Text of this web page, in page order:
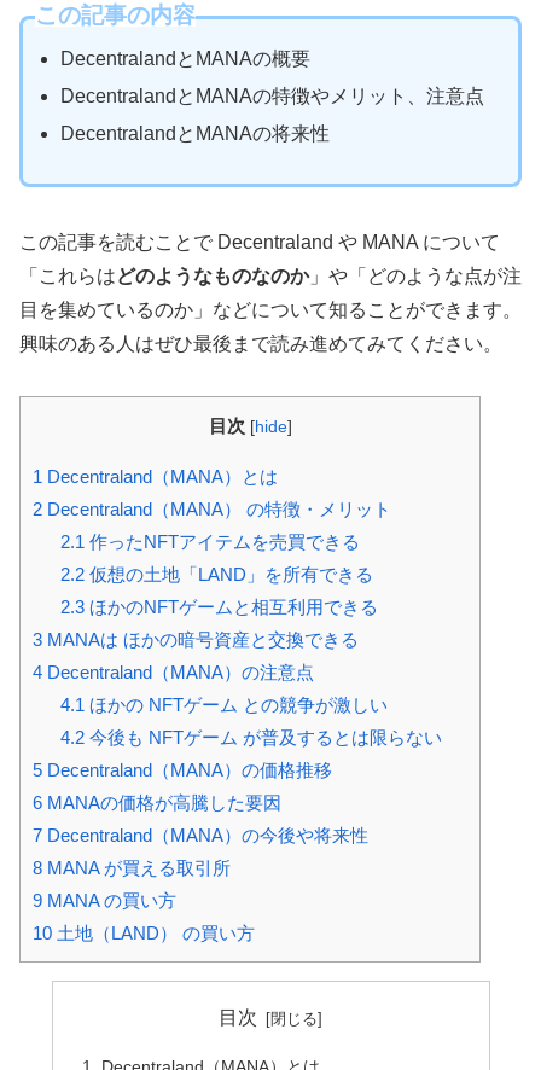
この記事の内容
DecentralandとMANAの概要
DecentralandとMANAの特徴やメリット、注意点
DecentralandとMANAの将来性
この記事を読むことで Decentraland や MANA について
「これらはどのようなものなのか」や「どのような点が注
目を集めているのか」などについて知ることができます。
興味のある人はぜひ最後まで読み進めてみてください。
目次 [hide]
1 Decentraland（MANA）とは
2 Decentraland（MANA） の特徴・メリット
2.1 作ったNFTアイテムを売買できる
2.2仮想の土地「LAND」を所有できる
2.3ほかのNFTゲームと相互利用できる
3 MANAは ほかの暗号資産と交換できる
4 Decentraland（MANA）の注意点
4.1 ほかの NFTゲーム との競争が激しい
4.2今後も NFTゲーム が普及するとは限らない
5 Decentraland（MANA）の価格推移
6 MANAの価格が高騰した要因
7 Decentraland（MANA）の今後や将来性
8 MANA が買える取引所
9 MANA の買い方
10 土地（LAND） の買い方
目次
Decentraland（MANA）とは